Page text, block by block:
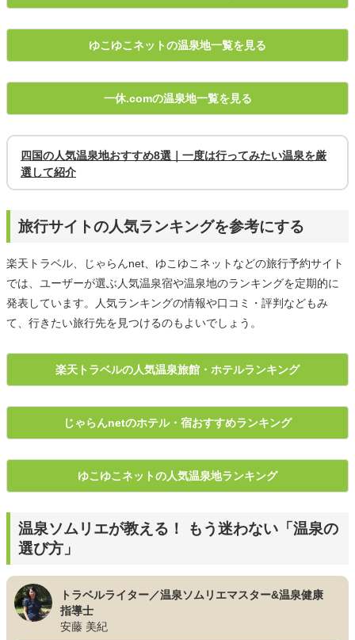
ゆこゆこネットの温泉地一覧を見る
一休.comの温泉地一覧を見る
四国の人気温泉地おすすめ8選｜一度は行ってみたい温泉を厳
選して紹介
旅行サイトの人気ランキングを参考にする
楽天トラベル、じゃらんnet、ゆこゆこネットなどの旅行予約サイト
では、ユーザーが選ぶ人気温泉宿や温泉地のランキングを定期的に
発表しています。人気ランキングの情報や口コミ・評判などもみ
て、行きたい旅行先を見つけるのもよいでしょう。
楽天トラベルの人気温泉旅館・ホテルランキング
じゃらんnetのホテル・宿おすすめランキング
ゆこゆこネットの人気温泉地ランキング
温泉ソムリエが教える！ もう迷わない「温泉の
選び方」
トラベルライター／温泉ソムリエマスター&温泉健康
指導士
安藤 美紀